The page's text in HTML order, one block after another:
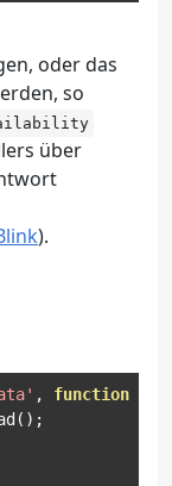
oder das
so
über
).
, function
();